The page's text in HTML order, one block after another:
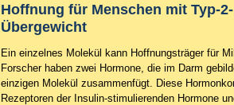
Hoffnung für Menschen mit Typ-
Übergewicht
Ein einzelnes Molekül kann Hoffnungsträger für
Forscher haben zwei Hormone, die im Darm
einzigen Molekül zusammenfügt. Diese
Rezeptoren der Insulin-stimulierenden Hormone